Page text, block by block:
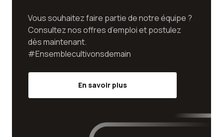
Vous souhaitez faire partie de notre équipe ?
Consultez nos offres d’emploi et postulez
dès maintenant.
#Ensemblecultivonsdemain
En savoir plus